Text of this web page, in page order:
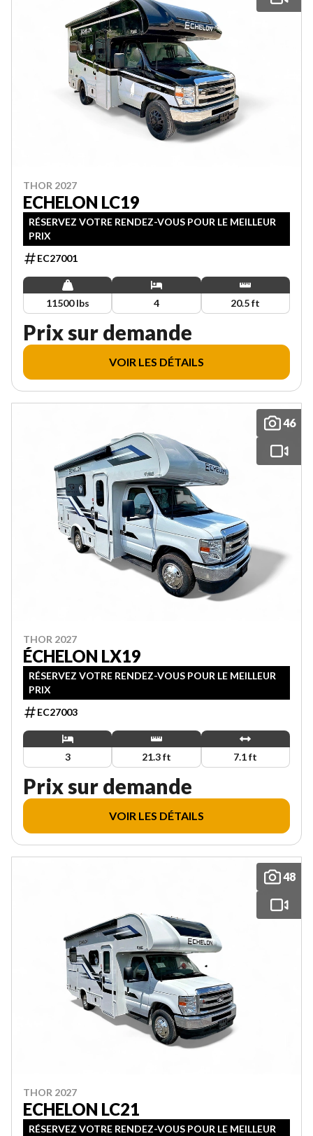
THOR 2027
ECHELON LC19
RÉSERVEZ VOTRE RENDEZ-VOUS POUR LE MEILLEUR
PRIX
EC27001
11500 lbs 4 20.5 ft
Prix sur demande
VOIR LES DÉTAILS
46
THOR 2027
ÉCHELON LX19
RÉSERVEZ VOTRE RENDEZ-VOUS POUR LE MEILLEUR
PRIX
EC27003
3 21.3 ft 7.1 ft
Prix sur demande
VOIR LES DÉTAILS
48
THOR 2027
ECHELON LC21
RÉSERVEZ VOTRE RENDEZ-VOUS POUR LE MEILLEUR